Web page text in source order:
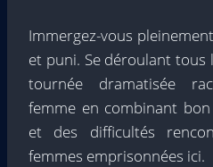
Immergez-vous
et puni. Se déroulant
tournée dramatisée
femme en combinant
et des difficultés
femmes emprisonnées ici.